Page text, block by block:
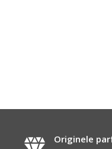
Originele